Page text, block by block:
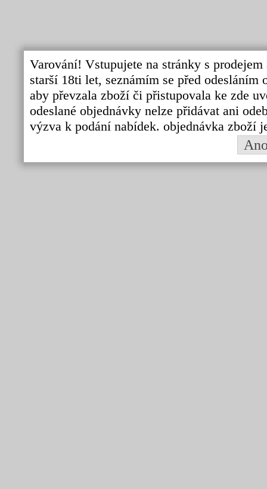
Varování! Vstupujete na stránky s
starší 18ti let, seznámím se před
aby převzala zboží či přistupovala ke zde
odeslané objednávky nelze přidávat ani
výzva k podání nabídek. objednávka zboží